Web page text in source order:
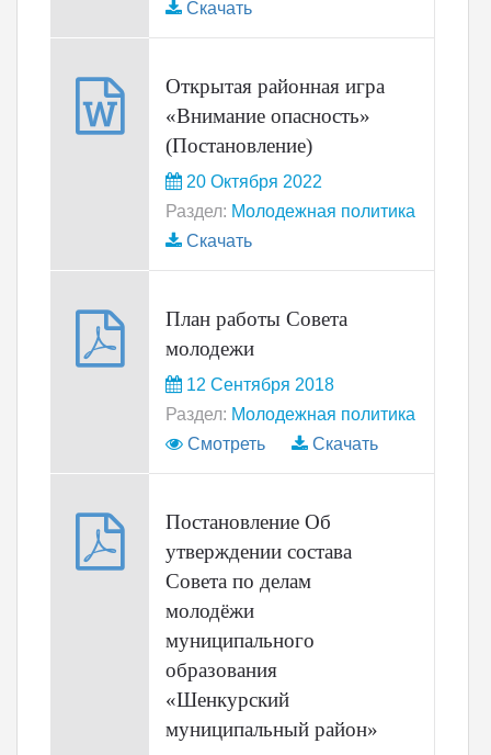
Скачать
Открытая районная игра
«Внимание опасность»
(Постановление)
20 Октября 2022
Раздел: Молодежная политика
Скачать
План работы Совета
молодежи
12 Сентября 2018
Раздел: Молодежная политика
Смотреть
Скачать
Постановление Об
утверждении состава
Совета по делам
молодёжи
муниципального
образования
«Шенкурский
муниципальный район»